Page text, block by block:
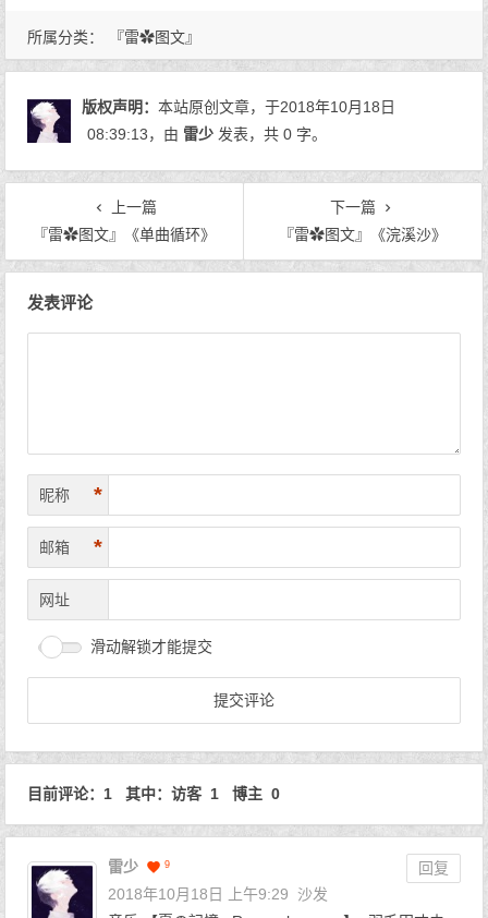
所属分类： 『雷✿图文』
版权声明：本站原创文章，于2018年10月18日
08:39:13，由 雷少 发表，共 0 字。
上一篇
『雷✿图文』《单曲循环》
下一篇
『雷✿图文』《浣溪沙》
发表评论
昵称 *
邮箱 *
网址
滑动解锁才能提交
目前评论：1 其中：访客 1 博主 0
雷少 9
回复
2018年10月18日 上午9:29
沙发